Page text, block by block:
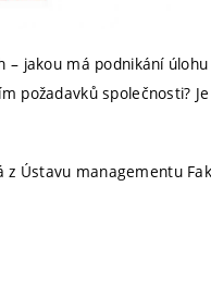
jakou má podnikání
požadavků společnosti?
Ústavu managementu